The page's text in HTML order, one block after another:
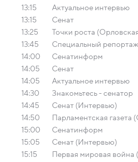
13:15
Актуальное интервью
13:15
Сенат
13:25
Точки роста
13:45
Специальный репортаж
14:00
Сенатинформ
14:05
Сенат
14:05
Актуальное интервью
14:30
Знакомьтесь - сенатор
14:45
Сенат (Интервью)
14:50
Парламентская газета
15:00
Сенатинформ
15:05
Сенат (Интервью)
15:15
Первая мировая война